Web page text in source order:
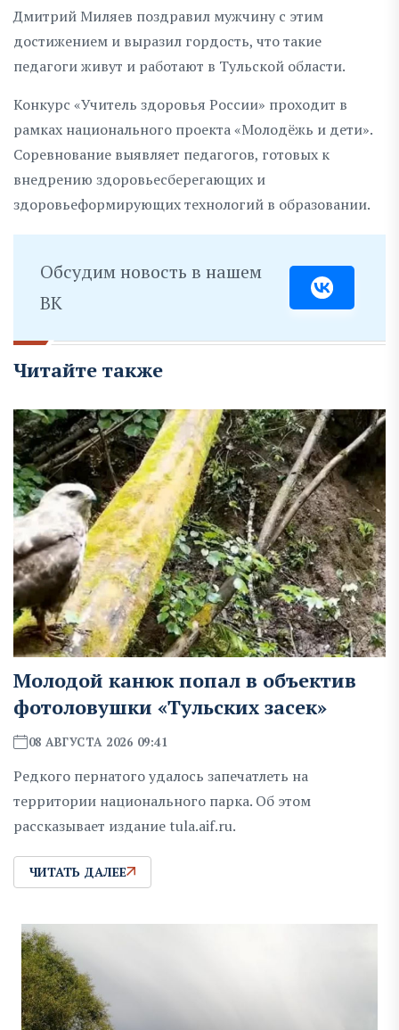
Дмитрий Миляев поздравил мужчину с этим
достижением и выразил гордость, что такие
педагоги живут и работают в Тульской области.
Конкурс «Учитель здоровья России» проходит в
рамках национального проекта «Молодёжь и дети».
Соревнование выявляет педагогов, готовых к
внедрению здоровьесберегающих и
здоровьеформирующих технологий в образовании.
Обсудим новость в нашем
ВК
Читайте также
Молодой канюк попал в объектив
фотоловушки «Тульских засек»
08 АВГУСТА 2026 09:41
Редкого пернатого удалось запечатлеть на
территории национального парка. Об этом
рассказывает издание tula.aif.ru.
ЧИТАТЬ ДАЛЕЕ